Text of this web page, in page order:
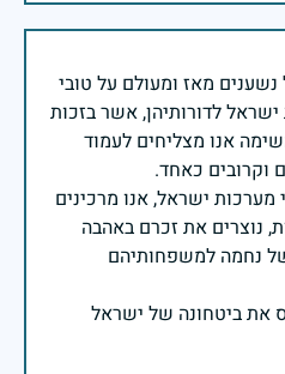
מאז ומעולם על טובי
ישראל לדורותיהן, אשר בזכות
אנו מצליחים לעמוד
מערכות ישראל, אנו מרכינים
נוצרים את זכרם באהבה
נחמה למשפחותיהם
את ביטחונה של ישראל